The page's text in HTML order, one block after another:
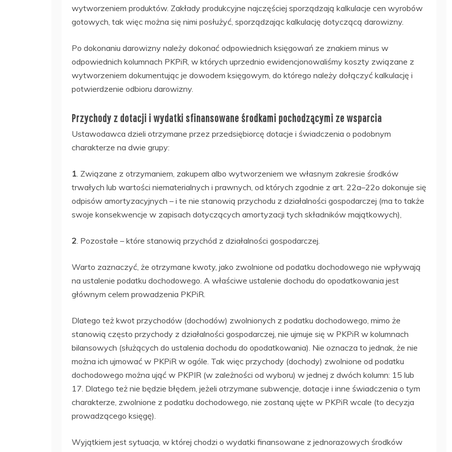
wytworzeniem produktów. Zakłady produkcyjne najczęściej sporządzają kalkulacje cen wyrobów
gotowych, tak więc można się nimi posłużyć, sporządzając kalkulację dotyczącą darowizny.
Po dokonaniu darowizny należy dokonać odpowiednich księgowań ze znakiem minus w
odpowiednich kolumnach PKPiR, w których uprzednio ewidencjonowaliśmy koszty związane z
wytworzeniem dokumentując je dowodem księgowym, do którego należy dołączyć kalkulację i
potwierdzenie odbioru darowizny.
Przychody z dotacji i wydatki sfinansowane środkami pochodzącymi ze wsparcia
Ustawodawca dzieli otrzymane przez przedsiębiorcę dotacje i świadczenia o podobnym
charakterze na dwie grupy:
1 . Związane z otrzymaniem, zakupem albo wytworzeniem we własnym zakresie środków
trwałych lub wartości niematerialnych i prawnych, od których zgodnie z art. 22a–22o dokonuje się
odpisów amortyzacyjnych – i te nie stanowią przychodu z działalności gospodarczej (ma to także
swoje konsekwencje w zapisach dotyczących amortyzacji tych składników majątkowych),
2 . Pozostałe – które stanowią przychód z działalności gospodarczej.
Warto zaznaczyć, że otrzymane kwoty, jako zwolnione od podatku dochodowego nie wpływają
na ustalenie podatku dochodowego. A właściwe ustalenie dochodu do opodatkowania jest
głównym celem prowadzenia PKPiR.
Dlatego też kwot przychodów (dochodów) zwolnionych z podatku dochodowego, mimo że
stanowią często przychody z działalności gospodarczej, nie ujmuje się w PKPiR w kolumnach
bilansowych (służących do ustalenia dochodu do opodatkowania). Nie oznacza to jednak, że nie
można ich ujmować w PKPiR w ogóle. Tak więc przychody (dochody) zwolnione od podatku
dochodowego można ująć w PKPIR (w zależności od wyboru) w jednej z dwóch kolumn: 15 lub
17. Dlatego też nie będzie błędem, jeżeli otrzymane subwencje, dotacje i inne świadczenia o tym
charakterze, zwolnione z podatku dochodowego, nie zostaną ujęte w PKPiR wcale (to decyzja
prowadzącego księgę).
Wyjątkiem jest sytuacja, w której chodzi o wydatki finansowane z jednorazowych środków